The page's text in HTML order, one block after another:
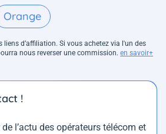
Orange
liens d’affiliation. Si vous achetez via l'un des
nous reverser une commission. en savoir+
!
l’actu des opérateurs télécom et